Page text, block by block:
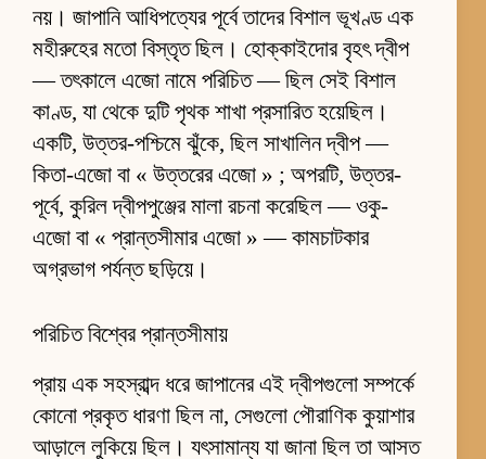
নয়। জাপানি আধিপত্যের পূর্বে তাদের বিশাল ভূখণ্ড এক
মহীরুহের মতো বিস্তৃত ছিল। হোক্কাইদোর বৃহৎ দ্বীপ
— তৎকালে এজো নামে পরিচিত — ছিল সেই বিশাল
কাণ্ড, যা থেকে দুটি পৃথক শাখা প্রসারিত হয়েছিল।
একটি, উত্তর-পশ্চিমে ঝুঁকে, ছিল সাখালিন দ্বীপ —
কিতা-এজো বা « উত্তরের এজো » ; অপরটি, উত্তর-
পূর্বে, কুরিল দ্বীপপুঞ্জের মালা রচনা করেছিল — ওকু-
এজো বা « প্রান্তসীমার এজো » — কামচাটকার
অগ্রভাগ পর্যন্ত ছড়িয়ে।
পরিচিত বিশ্বের প্রান্তসীমায়
প্রায় এক সহস্রাব্দ ধরে জাপানের এই দ্বীপগুলো সম্পর্কে
কোনো প্রকৃত ধারণা ছিল না, সেগুলো পৌরাণিক কুয়াশার
আড়ালে লুকিয়ে ছিল। যৎসামান্য যা জানা ছিল তা আসত